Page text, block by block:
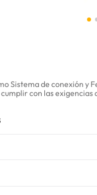
Sistema de conexión y
con las exigencias